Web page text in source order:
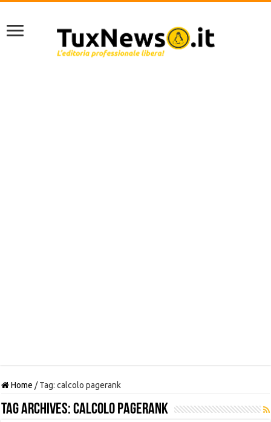
Home / Tag:calcolo pagerank
Tag Archives:calcolo pagerank